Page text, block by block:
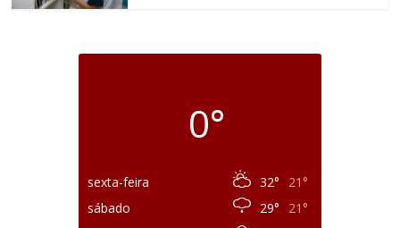
0°
sexta-feira 32°
21°
sábado
29°
21°